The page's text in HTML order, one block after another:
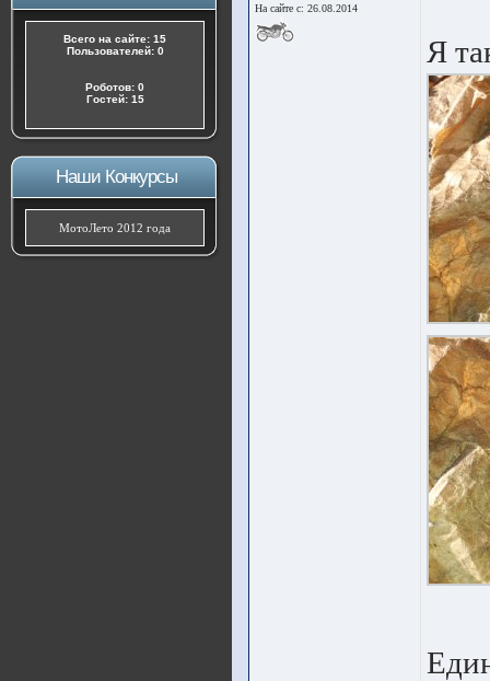
Всего на сайте: 15
Пользователей: 0
Роботов: 0
Гостей: 15
Наши Конкурсы
МотоЛето 2012 года
На сайте с: 26.08.2014
Я